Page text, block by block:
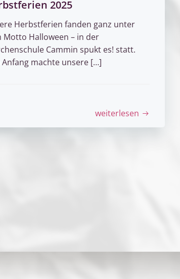
2025
Herbstferien fanden ganz unter
Motto Halloween – in der
Cammin spukt es! statt.
Anfang machte unsere […]
weiterlesen